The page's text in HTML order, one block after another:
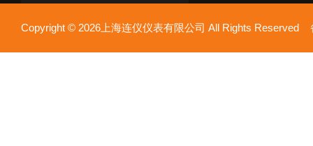
Copyright © 2026上海连仪仪表有限公司 All Rights Reserved